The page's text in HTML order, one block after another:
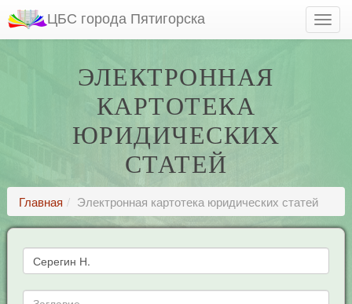
ЦБС города Пятигорска
ЭЛЕКТРОННАЯ
КАРТОТЕКА
ЮРИДИЧЕСКИХ
СТАТЕЙ
Главная Электронная картотека юридических статей